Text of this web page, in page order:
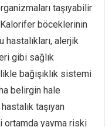
taşıyabilir
böceklerinin
alerjik
gibi sağlık
bağışıklık sistemi
belirgin hale
taşıyan
ortamda yayma riski